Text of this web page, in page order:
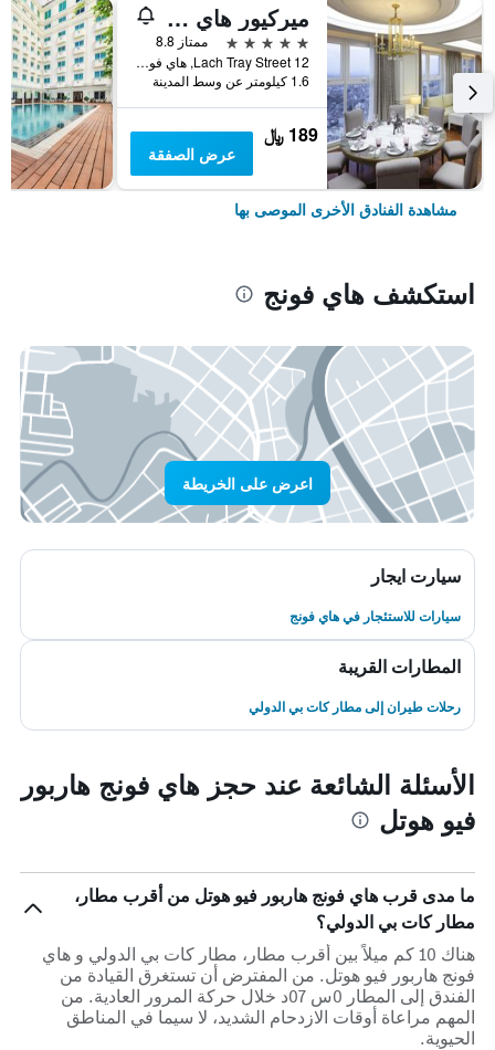
ميركيور هاي فوك
5 نجوم
ممتاز 8.8
12 Lach Tray Street, هاي فونج, فيتنام
1.6 كيلومتر عن وسط المدينة
189 ﷼
عرض الصفقة
مشاهدة الفنادق الأخرى الموصى بها
استكشف هاي فونج
اعرض على الخريطة
سيارت ايجار
سيارات للاستئجار في هاي فونج
المطارات القريبة
رحلات طيران إلى مطار كات بي الدولي
الأسئلة الشائعة عند حجز هاي فونج هاربور
فيو هوتل
ما مدى قرب هاي فونج هاربور فيو هوتل من أقرب مطار،
مطار كات بي الدولي؟
هناك 10 كم ميلاً بين أقرب مطار، مطار كات بي الدولي و هاي
فونج هاربور فيو هوتل. من المفترض أن تستغرق القيادة من
الفندق إلى المطار 0س 07د خلال حركة المرور العادية. من
المهم مراعاة أوقات الازدحام الشديد، لا سيما في المناطق
الحيوية.